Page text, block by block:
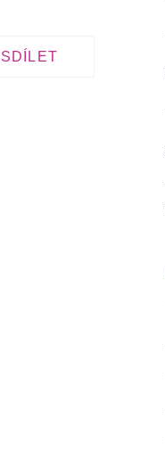
SDÍLET